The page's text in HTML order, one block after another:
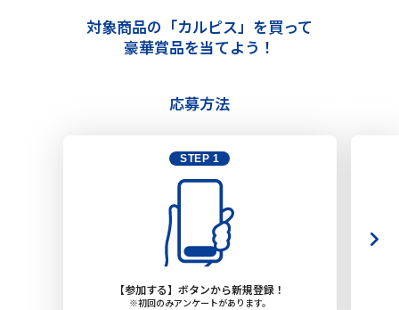
対象商品の「カルピス」を買って
豪華賞品を当てよう！
応募方法
STEP 1
【参加する】ボタンから新規登録！
※初回のみアンケートがあります。